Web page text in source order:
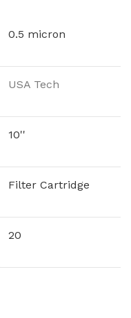
0.5 micron
USA Tech
10''
Filter Cartridge
20